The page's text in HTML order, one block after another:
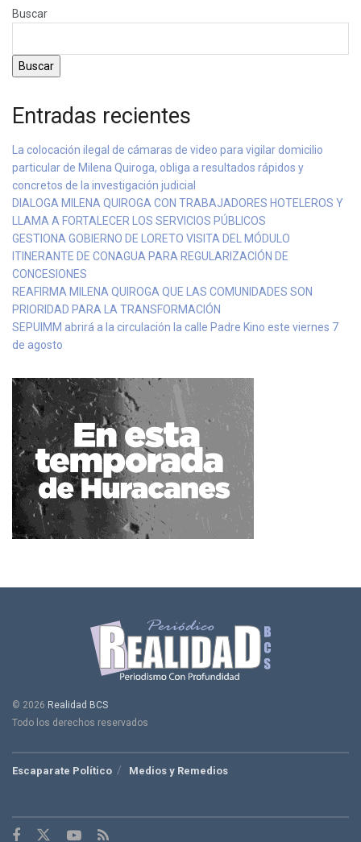
Buscar
Buscar
Entradas recientes
La colocación ilegal de cámaras de video para vigilar domicilio
particular de Milena Quiroga, obliga a resultados rápidos y
concretos de la investigación judicial
DIALOGA MILENA QUIROGA CON TRABAJADORES HOTELEROS Y
LLAMA A FORTALECER LOS SERVICIOS PÚBLICOS
GESTIONA GOBIERNO DE LORETO VISITA DEL MÓDULO
ITINERANTE DE CONAGUA PARA REGULARIZACIÓN DE
CONCESIONES
REAFIRMA MILENA QUIROGA QUE LAS COMUNIDADES SON
PRIORIDAD PARA LA TRANSFORMACIÓN
SEPUIMM abrirá a la circulación la calle Padre Kino este viernes 7
de agosto
© 2026 Realidad BCS
Todo los derechos reservados
Escaparate Político Medios y Remedios